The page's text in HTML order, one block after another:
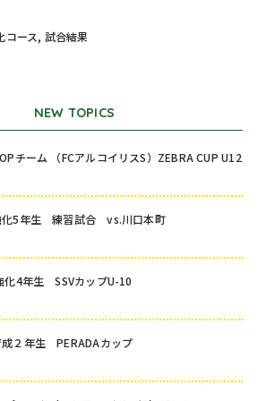
コース, 試合結果
NEW TOPICS
チーム （FCアルコイリスS）ZEBRA CUP U12
化5年生 練習試合 vs.川口本町
化4年生 SSVカップU-10
２年生 PERADAカップ